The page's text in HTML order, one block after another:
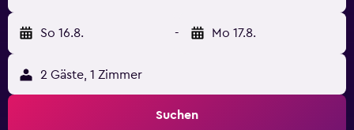
So 16.8. - Mo 17.8.
2 Gäste, 1 Zimmer
Suchen